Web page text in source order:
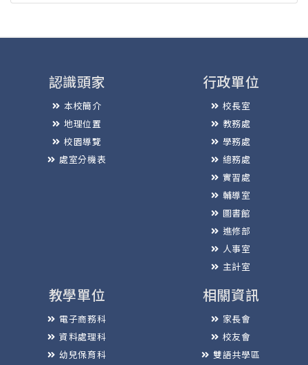
認識頭家
本校簡介
地理位置
校園導覽
處室分機表
行政單位
校長室
教務處
學務處
總務處
實習處
輔導室
圖書館
進修部
人事室
主計室
教學單位
電子商務科
資料處理科
幼兒保育科
相關資訊
家長會
校友會
雙語共學區